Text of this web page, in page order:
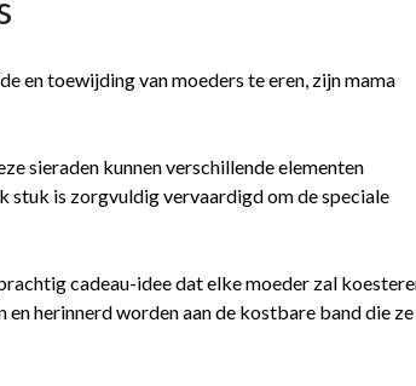
en toewijding van moeders te eren, zijn mama
sieraden kunnen verschillende elementen
stuk is zorgvuldig vervaardigd om de speciale
cadeau-idee dat elke moeder zal
herinnerd worden aan de kostbare band die ze